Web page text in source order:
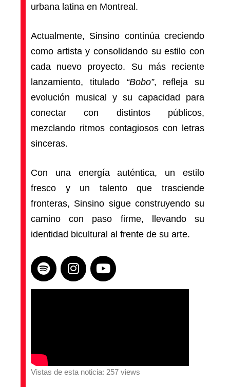
urbana latina en Montreal.
Actualmente, Sinsino continúa creciendo
como artista y consolidando su estilo con
cada nuevo proyecto. Su más reciente
lanzamiento, titulado “Bobo”, refleja su
evolución musical y su capacidad para
conectar con distintos públicos,
mezclando ritmos contagiosos con letras
sinceras.
Con una energía auténtica, un estilo
fresco y un talento que trasciende
fronteras, Sinsino sigue construyendo su
camino con paso firme, llevando su
identidad bicultural al frente de su arte.
Vistas de esta noticia: 257 views